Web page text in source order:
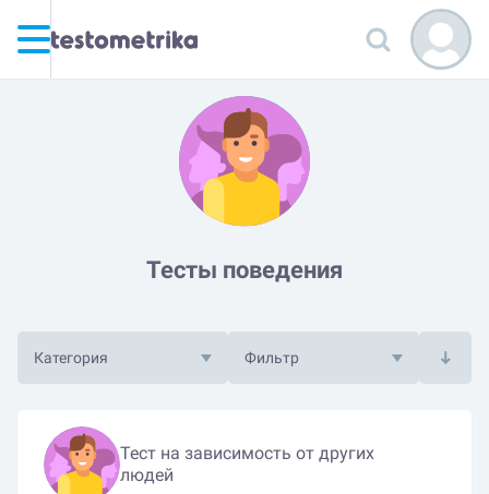
Тесты поведения
Категория Фильтр
Тест на зависимость от других
людей